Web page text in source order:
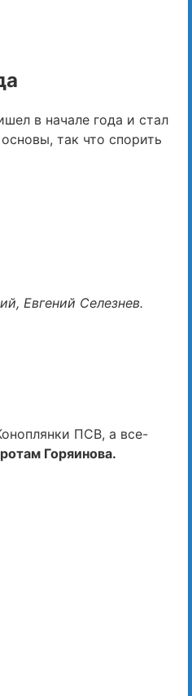
в начале года и стал
так что спорить
Евгений Селезнев.
ПСВ, а все-
Горяинова.